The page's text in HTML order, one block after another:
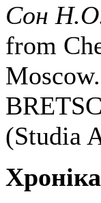
Сон
from
(Studia
Хроніка